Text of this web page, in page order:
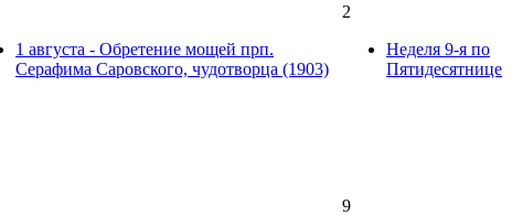
1 августа - Обретение мощей прп.
Серафима Саровского, чудотворца (1903)
2
Неделя 9-я по
Пятидесятнице
9